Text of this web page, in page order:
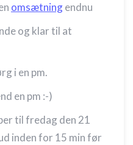
omsætningendnu
og klar til at
i en pm.
en pm :-)
til fredag den 21
inden for 15 min før